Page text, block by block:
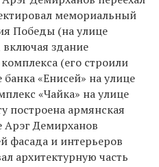
мемориальный
Победы (на улице
включая здание
(его строили
«Енисей» на улице
«Чайка» на улице
построена армянская
Арэг Демирханов
фасада и интерьеров
архитектурную часть